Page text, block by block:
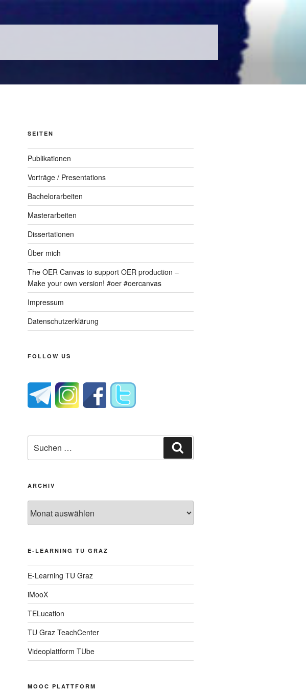
SEITEN
Publikationen
Vorträge / Presentations
Bachelorarbeiten
Masterarbeiten
Dissertationen
Über mich
The OER Canvas to support OER production –
Make your own version! #oer #oercanvas
Impressum
Datenschutzerklärung
FOLLOW US
nach:
ARCHIV
E-LEARNING TU GRAZ
E-Learning TU Graz
iMooX
TELucation
TU Graz TeachCenter
Videoplattform TUbe
MOOC PLATTFORM